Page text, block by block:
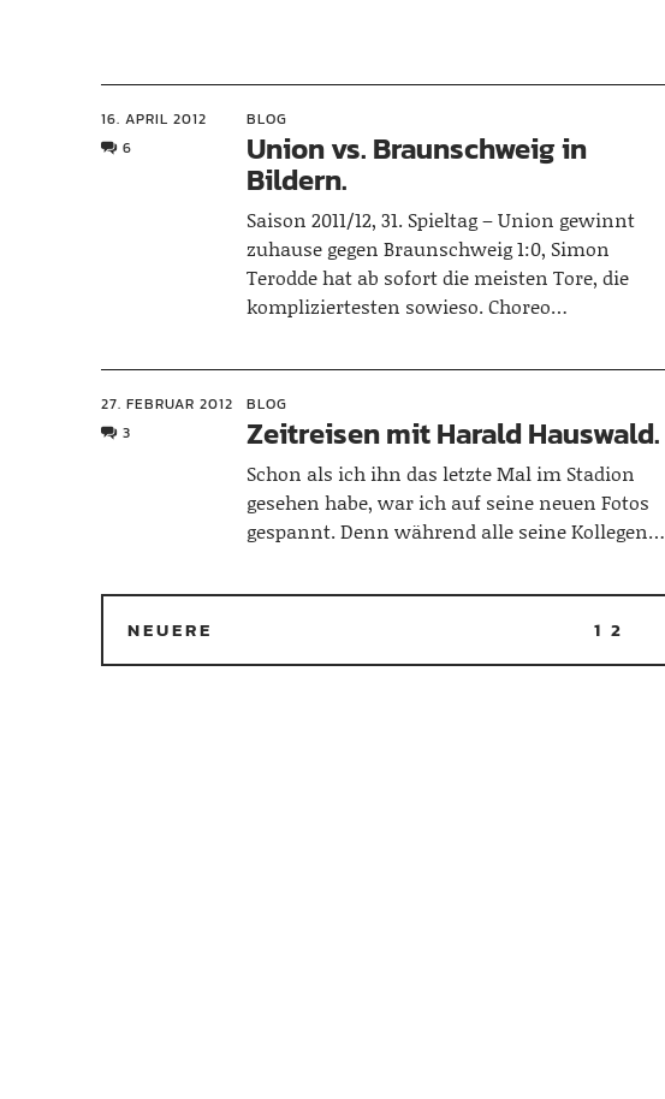
16. APRIL 2012
6
BLOG
Union vs. Braunschweig in
Bildern.
Saison 2011/12, 31. Spieltag – Union gewinnt
zuhause gegen Braunschweig 1:0, Simon
Terodde hat ab sofort die meisten Tore, die
kompliziertesten sowieso. Choreo…
27. FEBRUAR 2012
3
BLOG
Zeitreisen mit Harald Hauswald.
Schon als ich ihn das letzte Mal im Stadion
gesehen habe, war ich auf seine neuen Fotos
gespannt. Denn während alle seine Kollegen…
NEUERE 1 2